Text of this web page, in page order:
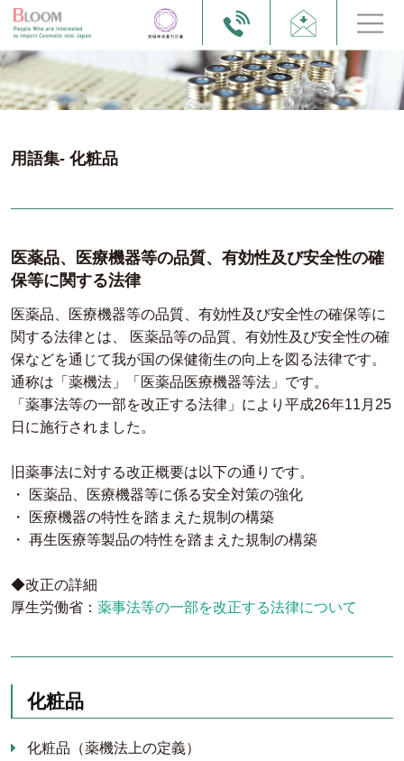
用語集- 化粧品
医薬品、医療機器等の品質、有効性及び安全性の確
保等に関する法律
医薬品、医療機器等の品質、有効性及び安全性の確保等に
関する法律とは、 医薬品等の品質、有効性及び安全性の確
保などを通じて我が国の保健衛生の向上を図る法律です。
通称は「薬機法」「医薬品医療機器等法」です。
「薬事法等の一部を改正する法律」により平成26年11月25
日に施行されました。
旧薬事法に対する改正概要は以下の通りです。
・ 医薬品、医療機器等に係る安全対策の強化
・ 医療機器の特性を踏まえた規制の構築
・ 再生医療等製品の特性を踏まえた規制の構築
◆改正の詳細
厚生労働省： 薬事法等の一部を改正する法律について
化粧品
化粧品（薬機法上の定義）